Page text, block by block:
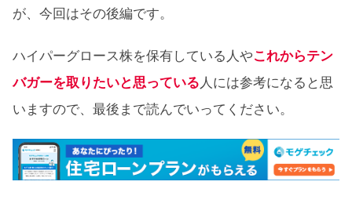
が、今回はその後編です。
ハイパーグロース株を保有している人やこれからテン
バガーを取りたいと思っている 人には参考になると思
いますので、最後まで読んでいってください。